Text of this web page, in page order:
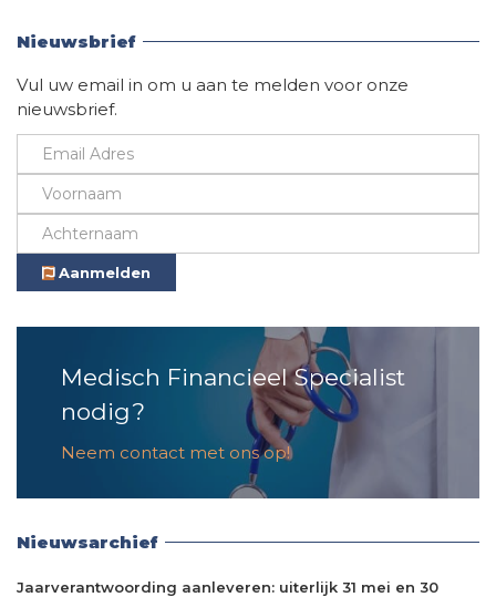
Nieuwsbrief
Vul uw email in om u aan te melden voor onze
nieuwsbrief.
Aanmelden
Medisch Financieel Specialist
nodig?
Neem contact met ons op!
Nieuwsarchief
Jaarverantwoording aanleveren: uiterlijk 31 mei en 30